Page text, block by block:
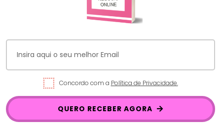
Concordo com a Política de Privacidade.
QUERO RECEBER AGORA